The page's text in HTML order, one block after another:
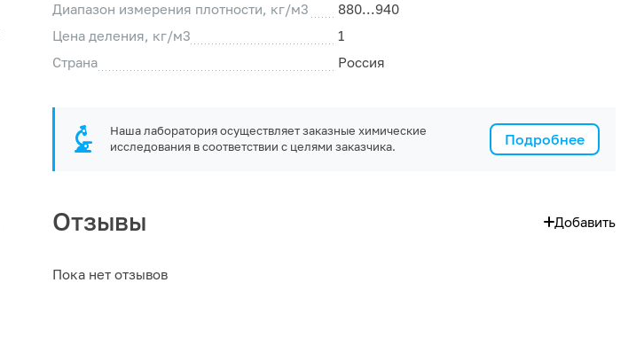
Диапазон измерения плотности, кг/м3
880...940
Цена деления, кг/м3
1
Страна
Россия
Подробнее
Наша лаборатория осуществляет заказные химические
исследования в соответствии с целями заказчика.
Отзывы Добавить
Пока нет отзывов